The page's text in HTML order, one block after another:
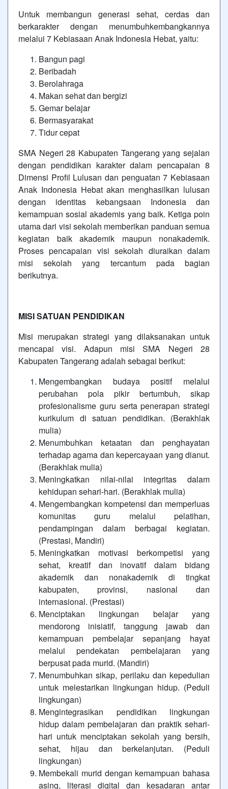
Untuk membangun generasi sehat, cerdas dan
berkarakter dengan menumbuhkembangkannya
melalui 7 Kebiasaan Anak Indonesia Hebat, yaitu:
Bangun pagi
Beribadah
Berolahraga
Makan sehat dan bergizi
Gemar belajar
Bermasyarakat
Tidur cepat
SMA Negeri 28 Kabupaten Tangerang yang sejalan
dengan pendidikan karakter dalam pencapaian 8
Dimensi Profil Lulusan dan penguatan 7 Kebiasaan
Anak Indonesia Hebat akan menghasilkan lulusan
dengan identitas kebangsaan Indonesia dan
kemampuan sosial akademis yang baik. Ketiga poin
utama dari visi sekolah memberikan panduan semua
kegiatan baik akademik maupun nonakademik.
Proses pencapaian visi sekolah diuraikan dalam
misi sekolah yang tercantum pada bagian
berikutnya.
MISI SATUAN PENDIDIKAN
Misi merupakan strategi yang dilaksanakan untuk
mencapai visi. Adapun misi SMA Negeri 28
Kabupaten Tangerang adalah sebagai berikut:
Mengembangkan budaya positif melalui
perubahan pola pikir bertumbuh, sikap
profesionalisme guru serta penerapan strategi
kurikulum di satuan pendidikan. (Berakhlak
mulia)
Menumbuhkan ketaatan dan penghayatan
terhadap agama dan kepercayaan yang dianut.
(Berakhlak mulia)
Meningkatkan nilai-nilai integritas dalam
kehidupan sehari-hari. (Berakhlak mulia)
Mengembangkan kompetensi dan memperluas
komunitas guru melalui pelatihan,
pendampingan dalam berbagai kegiatan.
(Prestasi, Mandiri)
Meningkatkan motivasi berkompetisi yang
sehat, kreatif dan inovatif dalam bidang
akademik dan nonakademik di tingkat
kabupaten, provinsi, nasional dan
internasional. (Prestasi)
Menciptakan lingkungan belajar yang
mendorong inisiatif, tanggung jawab dan
kemampuan pembelajar sepanjang hayat
melalui pendekatan pembelajaran yang
berpusat pada murid. (Mandiri)
Menumbuhkan sikap, perilaku dan kepedulian
untuk melestarikan lingkungan hidup. (Peduli
lingkungan)
Mengintegrasikan pendidikan lingkungan
hidup dalam pembelajaran dan praktik sehari-
hari untuk menciptakan sekolah yang bersih,
sehat, hijau dan berkelanjutan. (Peduli
lingkungan)
Membekali murid dengan kemampuan bahasa
asing, literasi digital dan kesadaran antar